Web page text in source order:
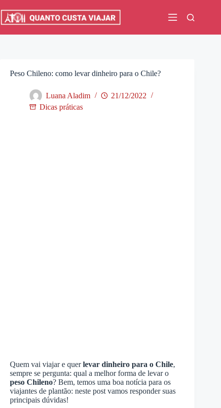
para
Peso Chileno: como levar dinheiro para o Chile?
Luana Aladim
21/12/2022
Dicas práticas
Quem vai viajar e querlevar dinheiro para o Chile,
sempre se pergunta: qual a melhor forma de levar o
peso Chileno? Bem, temos uma boa notícia para os
viajantes de plantão: neste post vamos responder suas
principais dúvidas!